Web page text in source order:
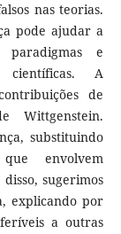
nas teorias.
pode ajudar a
paradigmas e
A
de
Wittgenstein.
substituindo
envolvem
sugerimos
explicando por
a outras